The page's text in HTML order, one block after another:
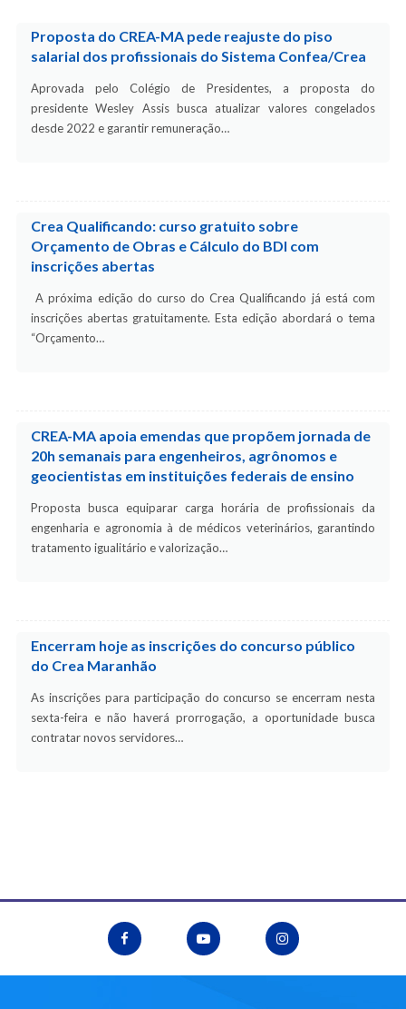
Proposta do CREA-MA pede reajuste do piso
salarial dos profissionais do Sistema Confea/Crea
Aprovada pelo Colégio de Presidentes, a proposta do
presidente Wesley Assis busca atualizar valores congelados
desde 2022 e garantir remuneração…
Crea Qualificando: curso gratuito sobre
Orçamento de Obras e Cálculo do BDI com
inscrições abertas
A próxima edição do curso do Crea Qualificando já está com
inscrições abertas gratuitamente. Esta edição abordará o tema
“Orçamento…
CREA-MA apoia emendas que propõem jornada de
20h semanais para engenheiros, agrônomos e
geocientistas em instituições federais de ensino
Proposta busca equiparar carga horária de profissionais da
engenharia e agronomia à de médicos veterinários, garantindo
tratamento igualitário e valorização…
Encerram hoje as inscrições do concurso público
do Crea Maranhão
As inscrições para participação do concurso se encerram nesta
sexta-feira e não haverá prorrogação, a oportunidade busca
contratar novos servidores…